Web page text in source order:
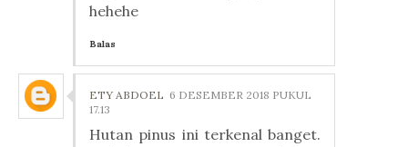
hehehe
Balas
ETY ABDOEL 6 DESEMBER 2018 PUKUL
17.13
Hutan pinus ini terkenal banget.